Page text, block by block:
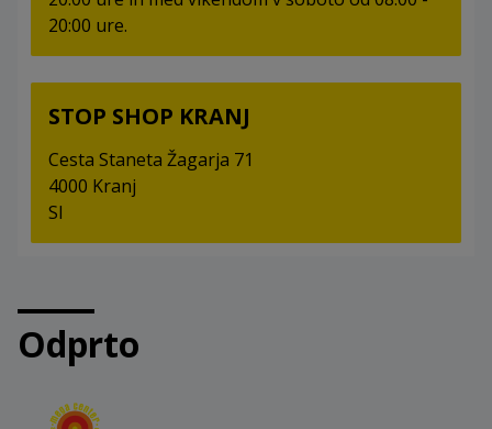
STOP SHOP KRANJ
Cesta Staneta Žagarja 71
4000 Kranj
SI
20:00 ure.
Odprto